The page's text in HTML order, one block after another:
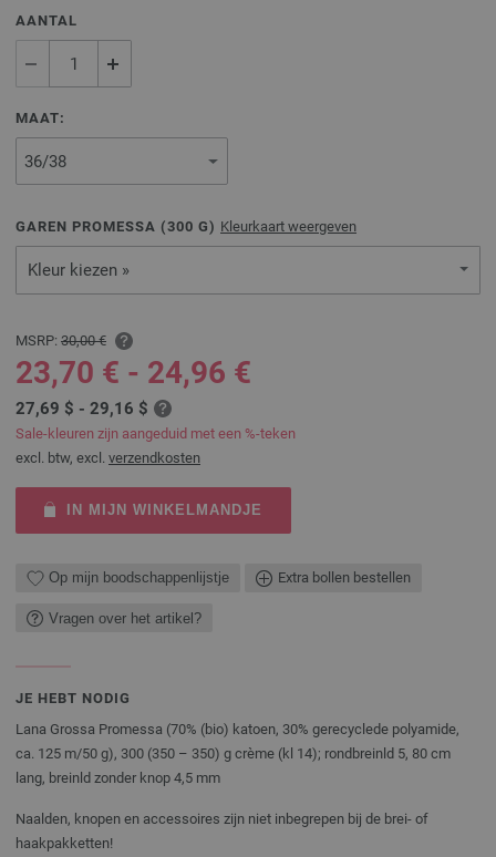
AANTAL
MAAT:
GAREN PROMESSA (300 G) Kleurkaart weergeven
Kleur kiezen »
MSRP: 30,00 €
23,70 € - 24,96 €
27,69 $ - 29,16 $
Sale-kleuren zijn aangeduid met een %-teken
excl. btw, excl. verzendkosten
IN MIJN WINKELMANDJE
Op mijn boodschappenlijstje Extra bollen bestellen
Vragen over het artikel?
JE HEBT NODIG
Lana Grossa Promessa (70% (bio) katoen, 30% gerecyclede polyamide,
ca. 125 m/50 g), 300 (350 – 350) g crème (kl 14); rondbreinld 5, 80 cm
lang, breinld zonder knop 4,5 mm
Naalden, knopen en accessoires zijn niet inbegrepen bij de brei- of
haakpakketten!